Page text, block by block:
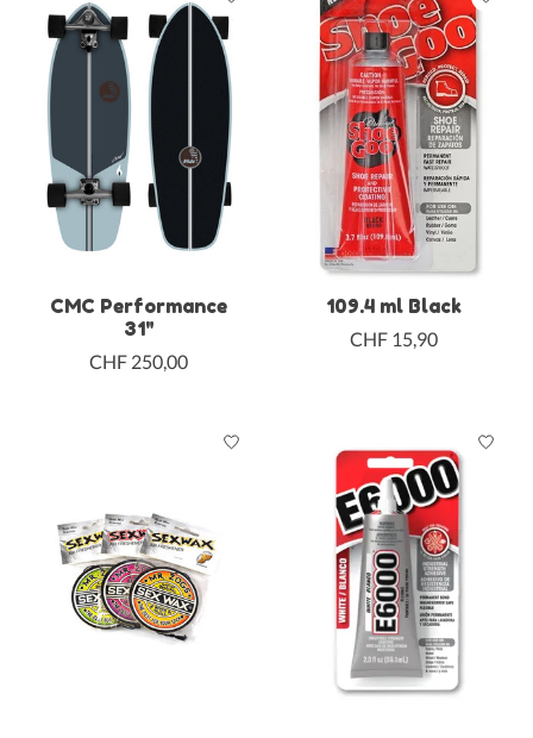
CMC Performance
31"
CHF 250,00
109.4 ml Black
CHF 15,90